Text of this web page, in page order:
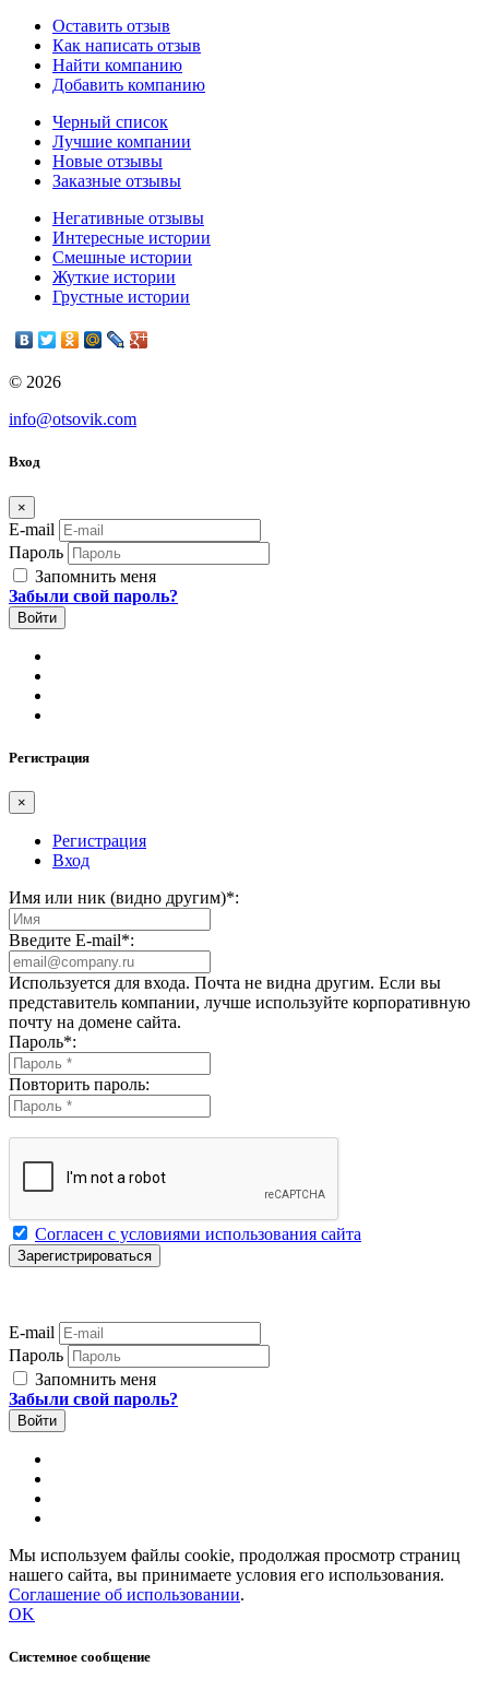
Оставить отзыв
Как написать отзыв
Найти компанию
Добавить компанию
Черный список
Лучшие компании
Новые отзывы
Заказные отзывы
Негативные отзывы
Интересные истории
Смешные истории
Жуткие истории
Грустные истории
© 2026
info@otsovik.com
Вход
×
E-mail
Пароль
Запомнить меня
Забыли свой пароль?
Регистрация
×
Регистрация
Вход
Имя или ник (видно другим)*:
Введите E-mail*:
Используется для входа. Почта не видна другим. Если вы
представитель компании, лучше используйте корпоративную
почту на домене сайта.
Пароль*:
Повторить пароль:
Согласен с условиями использования сайта
E-mail
Пароль
Запомнить меня
Забыли свой пароль?
Мы используем файлы cookie, продолжая просмотр страниц
нашего сайта, вы принимаете условия его использования.
Соглашение об использовании.
OK
Системное сообщение